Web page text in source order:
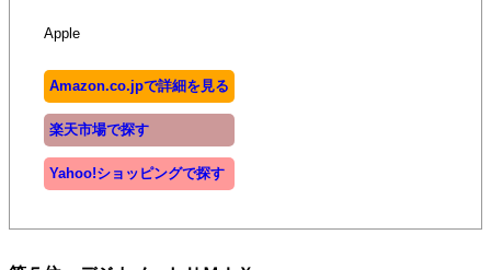
Apple
Amazon.co.jpで詳細を見る
楽天市場で探す
Yahoo!ショッピングで探す